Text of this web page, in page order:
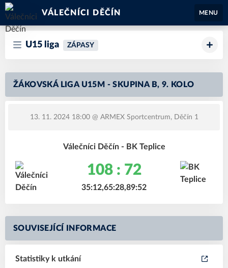
VÁLEČNÍCI DĚČÍN MENU
U15 liga ZÁPASY
ŽÁKOVSKÁ LIGA U15M - SKUPINA B, 9. KOLO
13. 11. 2024 18:00@ ARMEX Sportcentrum, Děčín 1
Válečníci Děčín - BK Teplice
108 : 72
35:12,65:28,89:52
SOUVISEJÍCÍ INFORMACE
Statistiky k utkání